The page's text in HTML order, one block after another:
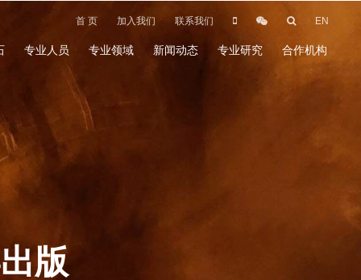
首 页 加入我们 联系我们 EN
专业人员 专业领域 新闻动态 专业研究 合作机构
版